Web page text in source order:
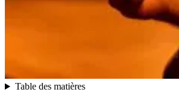
Table des matières